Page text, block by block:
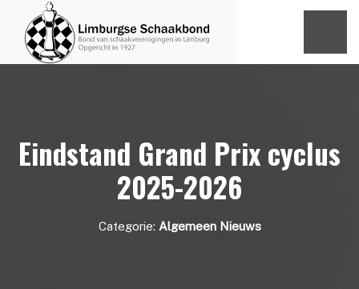
Eindstand Grand Prix cyclus
2025-2026
Categorie: Algemeen Nieuws